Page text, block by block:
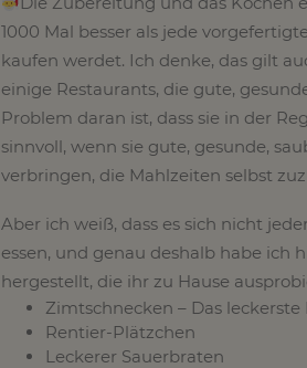
1000 Mal besser als jede
kaufen werdet. Ich denke, das gilt
einige Restaurants, die gute,
Problem daran ist, dass sie in der
sinnvoll, wenn sie gute, gesunde,
verbringen, die Mahlzeiten selbst
Aber ich weiß, dass es sich nicht
essen, und genau deshalb habe ich
hergestellt, die ihr zu Hause
Zimtschnecken – Das
Rentier-Plätzchen
Leckerer Sauerbraten